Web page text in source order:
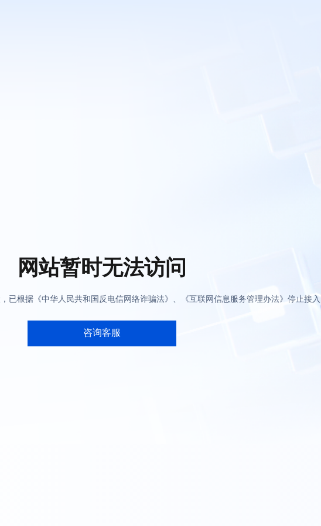
网站暂时无法访问
已根据《中华人民共和国反电信网络诈骗法》、《互联网信息服务管理办法》停止接入
咨询客服